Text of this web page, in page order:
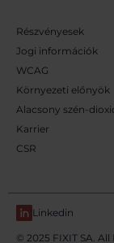
Részvényesek
Jogi információk
WCAG
Környezeti előnyök
Alacsony szén-
Karrier
CSR
Linkedin
© 2025 FIXIT SA.